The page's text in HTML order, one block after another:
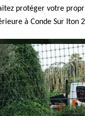
protéger votre
à Conde Sur Iton